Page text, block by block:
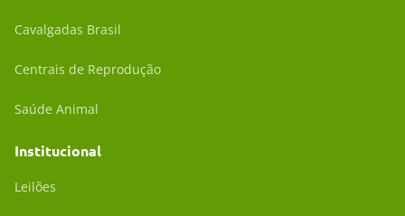
Cavalgadas Brasil
Centrais de Reprodução
Saúde Animal
Institucional
Leilões